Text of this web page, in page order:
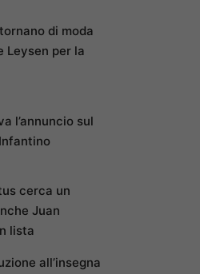
di moda
Leysen per la
l’annuncio sul
cerca un
Juan
lista
all’insegna